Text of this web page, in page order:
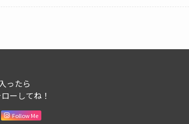
ったら
ーしてね！
Follow Me